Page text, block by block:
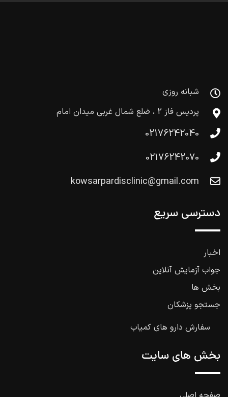
شبانه روزی
پردیس فاز 2 ، ضلع شمال غربی میدان امام
02176242040
02176242070
kowsarpardisclinic@gmail.com
دسترسی سریع
اخبار
جواب آزمایش آنلاین
بخش ها
جستجو پزشکان
سفارش دارو های کمیاب
بخش های سایت